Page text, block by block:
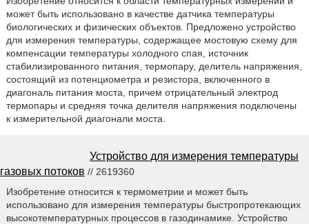
может быть использовано в качестве датчика температуры
биологических и физических объектов. Предложено устройство
для измерения температуры, содержащее мостовую схему для
компенсации температуры холодного спая, источник
стабилизированного питания, термопару, делитель напряжения,
состоящий из потенциометра и резистора, включенного в
диагональ питания моста, причем отрицательный электрод
термопары и средняя точка делителя напряжения подключены
к измерительной диагонали моста.
Устройство для измерения температуры
газовых потоков // 2619360
Изобретение относится к термометрии и может быть
использовано для измерения температуры быстропротекающих
высокотемпературных процессов в газодинамике. Устройство